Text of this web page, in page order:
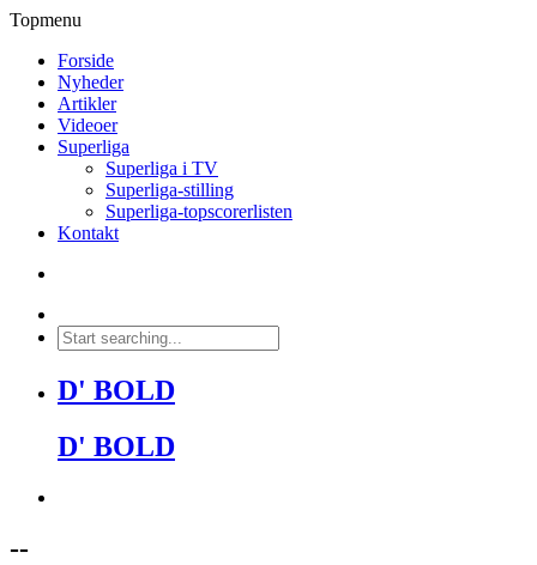
Topmenu
Forside
Nyheder
Artikler
Videoer
Superliga
Superliga i TV
Superliga-stilling
Superliga-topscorerlisten
Kontakt
D' BOLD
D' BOLD
--